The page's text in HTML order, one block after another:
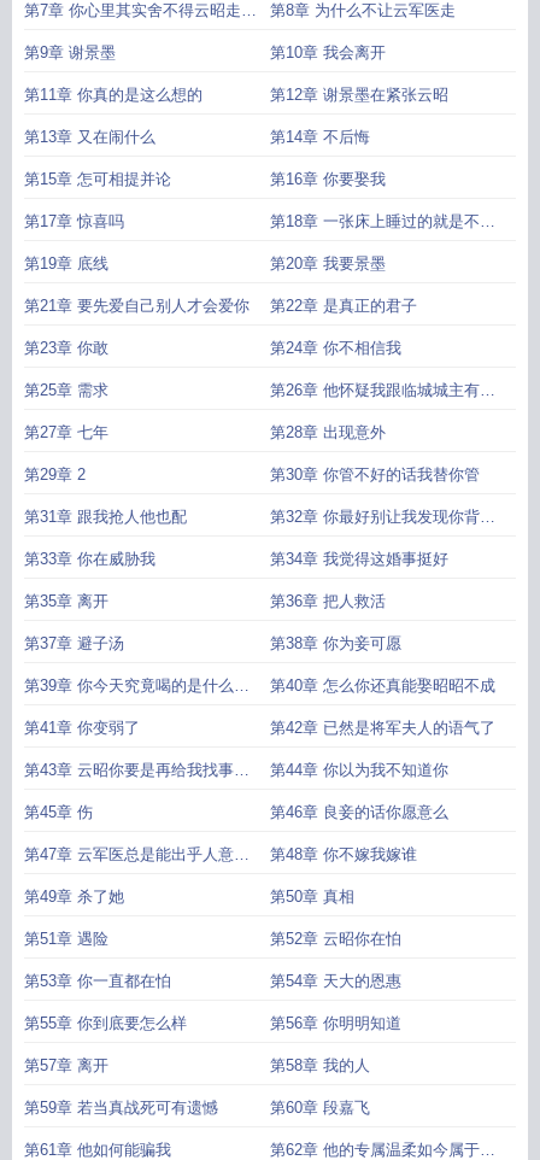
第7章 你心里其实舍不得云昭走是
不是
第8章 为什么不让云军医走
第9章 谢景墨 第10章 我会离开
第11章 你真的是这么想的 第12章 谢景墨在紧张云昭
第13章 又在闹什么 第14章 不后悔
第15章 怎可相提并论 第16章 你要娶我
第17章 惊喜吗 第18章 一张床上睡过的就是不一
样
第19章 底线 第20章 我要景墨
第21章 要先爱自己别人才会爱你 第22章 是真正的君子
第23章 你敢 第24章 你不相信我
第25章 需求 第26章 他怀疑我跟临城城主有勾
结
第27章 七年 第28章 出现意外
第29章 2 第30章 你管不好的话我替你管
第31章 跟我抢人他也配 第32章 你最好别让我发现你背叛
我
第33章 你在威胁我 第34章 我觉得这婚事挺好
第35章 离开 第36章 把人救活
第37章 避子汤 第38章 你为妾可愿
第39章 你今天究竟喝的是什么汤
药
第40章 怎么你还真能娶昭昭不成
第41章 你变弱了 第42章 已然是将军夫人的语气了
第43章 云昭你要是再给我找事我
就杀了你
第44章 你以为我不知道你
第45章 伤 第46章 良妾的话你愿意么
第47章 云军医总是能出乎人意料
之外
第48章 你不嫁我嫁谁
第49章 杀了她 第50章 真相
第51章 遇险 第52章 云昭你在怕
第53章 你一直都在怕 第54章 天大的恩惠
第55章 你到底要怎么样 第56章 你明明知道
第57章 离开 第58章 我的人
第59章 若当真战死可有遗憾 第60章 段嘉飞
第61章 他如何能骗我 第62章 他的专属温柔如今属于另